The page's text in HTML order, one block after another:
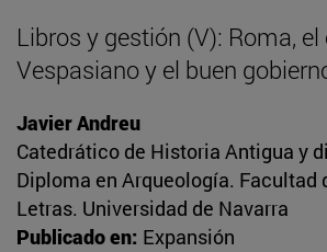
Libros y gestión (V): Roma,
Vespasiano y el buen
Javier Andreu
Catedrático de Historia Antigua y
Diploma en Arqueología. Facultad
Letras. Universidad de Navarra
Publicado en: Expansión